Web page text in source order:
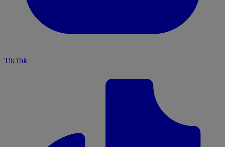
TikTok